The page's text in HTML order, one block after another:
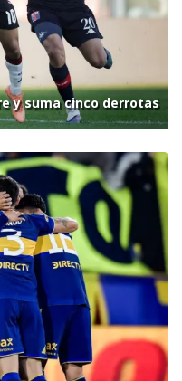
y suma cinco derrotas